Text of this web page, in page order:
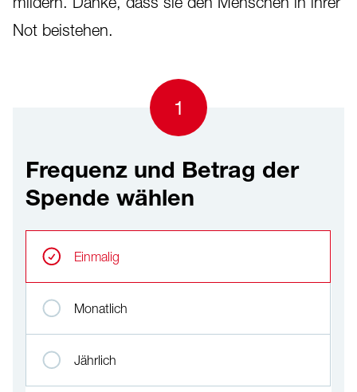
Not beistehen.
1
Frequenz und Betrag der
Spende wählen
Einmalig
Monatlich
Jährlich